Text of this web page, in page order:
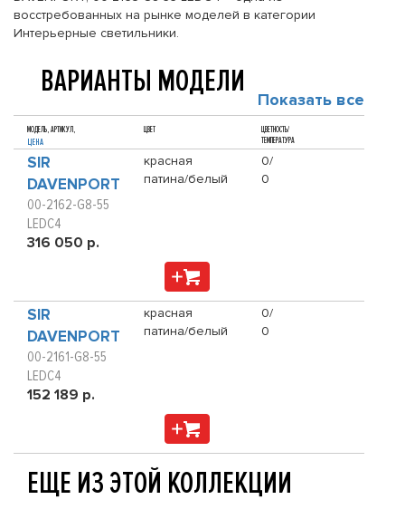
восстребованных на рынке моделей в категории
Интерьерные светильники.
ВАРИАНТЫ МОДЕЛИ Показать все
МОДЕЛЬ, АРТИКУЛ,
ЦЕНА
ЦВЕТ
ЦВЕТНОСТЬ/
ТЕМПЕРАТУРА
SIR
DAVENPORT
00-2162-G8-55
LEDC4
316 050 р.
красная
патина/белый
0/
0
SIR
DAVENPORT
00-2161-G8-55
LEDC4
152 189 р.
красная
патина/белый
0/
0
ЕЩЕ ИЗ ЭТОЙ КОЛЛЕКЦИИ